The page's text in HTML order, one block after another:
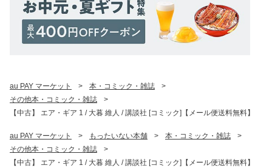
au PAY マーケット > 本・コミック・雑誌
>
その他本・コミック・雑誌
>
【中古】 エア・ギア 1 / 大暮 維人 / 講談社 [コミック]【メール便送料無料】
au PAY マーケット > もったいない本舗 > 本・コミック・雑誌
>
その他本・コミック・雑誌
>
【中古】 エア・ギア 1 / 大暮 維人 / 講談社 [コミック]【メール便送料無料】